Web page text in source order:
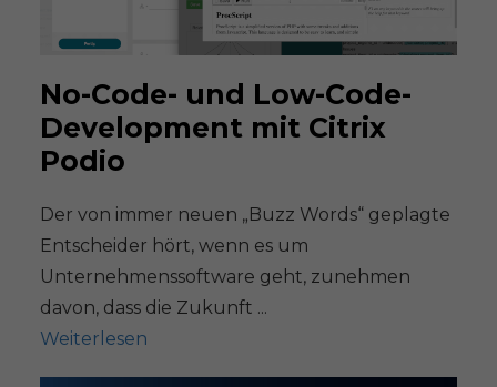
No-Code- und Low-Code-
Development mit Citrix
Podio
Der von immer neuen „Buzz Words“ geplagte
Entscheider hört, wenn es um
Unternehmenssoftware geht, zunehmen
davon, dass die Zukunft ...
Weiterlesen